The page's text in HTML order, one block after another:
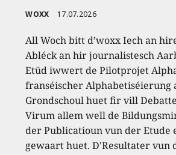
WOXX 17.07.2026
All Woch bitt d’woxx Iech an
Abléck an hir journalistesch
Etüd iwwert de Pilotprojet
franséischer Alphabetiséierung
Grondschoul huet fir vill
Virum allem well de
der Publicatioun vun der Etude
gewaart huet. D'Resultater vun